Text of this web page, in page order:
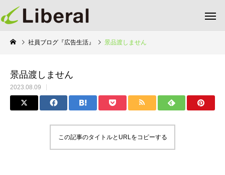
社員ブログ『広告生活』 景品渡しません
景品渡しません
2023.08.09
この記事のタイトルとURLをコピーする